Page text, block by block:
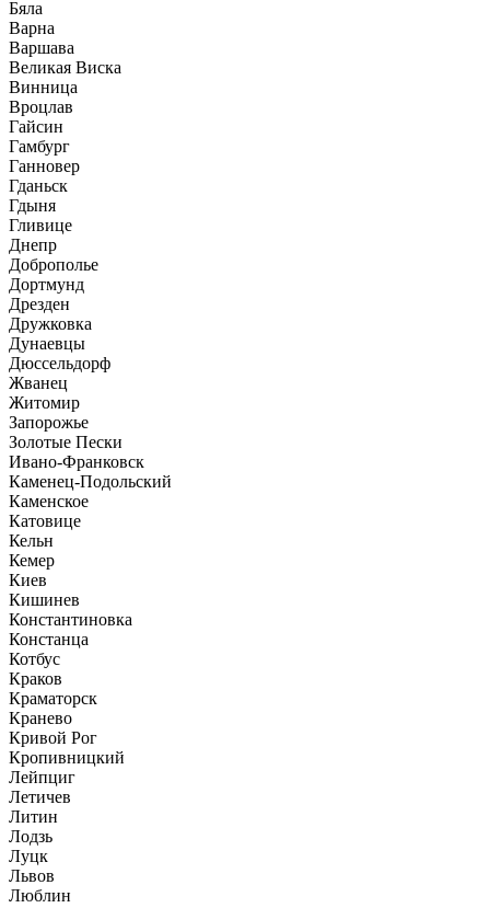
Бяла
Варна
Варшава
Великая Виска
Винница
Вроцлав
Гайсин
Гамбург
Ганновер
Гданьск
Гдыня
Гливице
Днепр
Доброполье
Дортмунд
Дрезден
Дружковка
Дунаевцы
Дюссельдорф
Жванец
Житомир
Запорожье
Золотые Пески
Ивано-Франковск
Каменец-Подольский
Каменское
Катовице
Кельн
Кемер
Киев
Кишинев
Константиновка
Констанца
Котбус
Краков
Краматорск
Кранево
Кривой Рог
Кропивницкий
Лейпциг
Летичев
Литин
Лодзь
Луцк
Львов
Люблин